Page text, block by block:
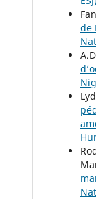
de